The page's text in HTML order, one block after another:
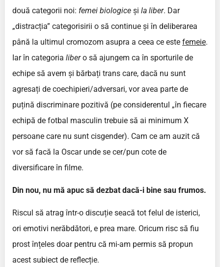
două categorii noi: femei biologice și la liber. Dar
„distracția” categorisirii o să continue și în deliberarea
până la ultimul cromozom asupra a ceea ce este femeie.
Iar în categoria libero să ajungem ca în sporturile de
echipe să avem și bărbați trans care, dacă nu sunt
agresați de coechipieri/adversari, vor avea parte de
puțină discriminare pozitivă (pe considerentul „în fiecare
echipă de fotbal masculin trebuie să ai minimum X
persoane care nu sunt cisgender). Cam ce am auzit că
vor să facă la Oscar unde se cer/pun cote de
diversificare în filme.
Din nou, nu mă apuc să dezbat dacă-i bine sau frumos.
Riscul să atrag într-o discuție seacă tot felul de isterici,
ori emotivi nerăbdători, e prea mare. Oricum risc să fiu
prost înțeles doar pentru că mi-am permis să propun
acest subiect de reflecție.